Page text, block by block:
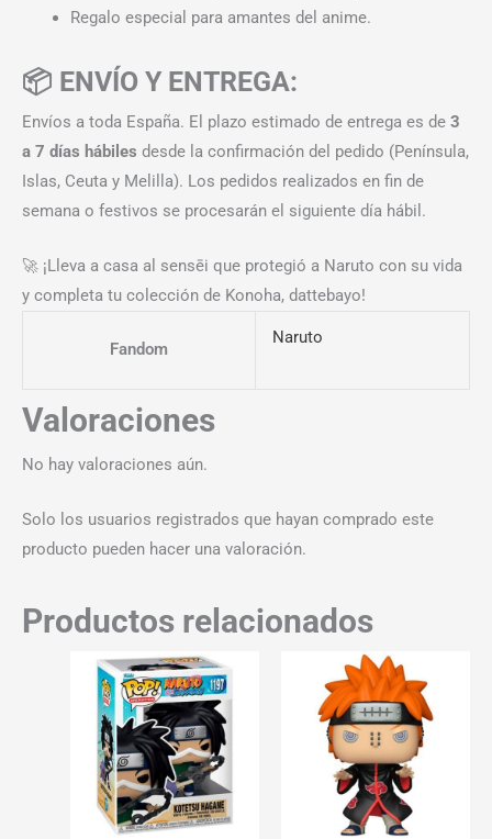
Regalo especial para amantes del anime.
📦 ENVÍO Y ENTREGA:
Envíos a toda España. El plazo estimado de entrega es de 3
a 7 días hábiles desde la confirmación del pedido (Península,
Islas, Ceuta y Melilla). Los pedidos realizados en fin de
semana o festivos se procesarán el siguiente día hábil.
🚀 ¡Lleva a casa al sensēi que protegió a Naruto con su vida
y completa tu colección de Konoha, dattebayo!
Fandom
Naruto
Valoraciones
No hay valoraciones aún.
Solo los usuarios registrados que hayan comprado este
producto pueden hacer una valoración.
Productos relacionados